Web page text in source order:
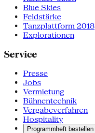
Blue Skies
Feldstärke
Tanzplattform 2018
Explorationen
Service
Presse
Jobs
Vermietung
Bühnentechnik
Vergabeverfahren
Hospitality
Programmheft bestellen